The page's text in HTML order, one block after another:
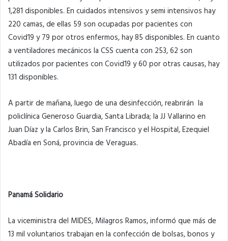
1,281 disponibles. En cuidados intensivos y semi intensivos hay
220 camas, de ellas 59 son ocupadas por pacientes con
Covid19 y 79 por otros enfermos, hay 85 disponibles. En cuanto
a ventiladores mecánicos la CSS cuenta con 253, 62 son
utilizados por pacientes con Covid19 y 60 por otras causas, hay
131 disponibles.
A partir de mañana, luego de una desinfección, reabrirán la
policlínica Generoso Guardia, Santa Librada; la JJ Vallarino en
Juan Díaz y la Carlos Brin, San Francisco y el Hospital, Ezequiel
Abadía en Soná, provincia de Veraguas.
Panamá Solidario
La viceministra del MIDES, Milagros Ramos, informó que más de
13 mil voluntarios trabajan en la confección de bolsas, bonos y